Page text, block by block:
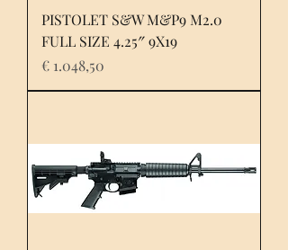
PISTOLET S&W M&P9 M2.0
FULL SIZE 4.25″ 9X19
Prijs
€ 1.048,50